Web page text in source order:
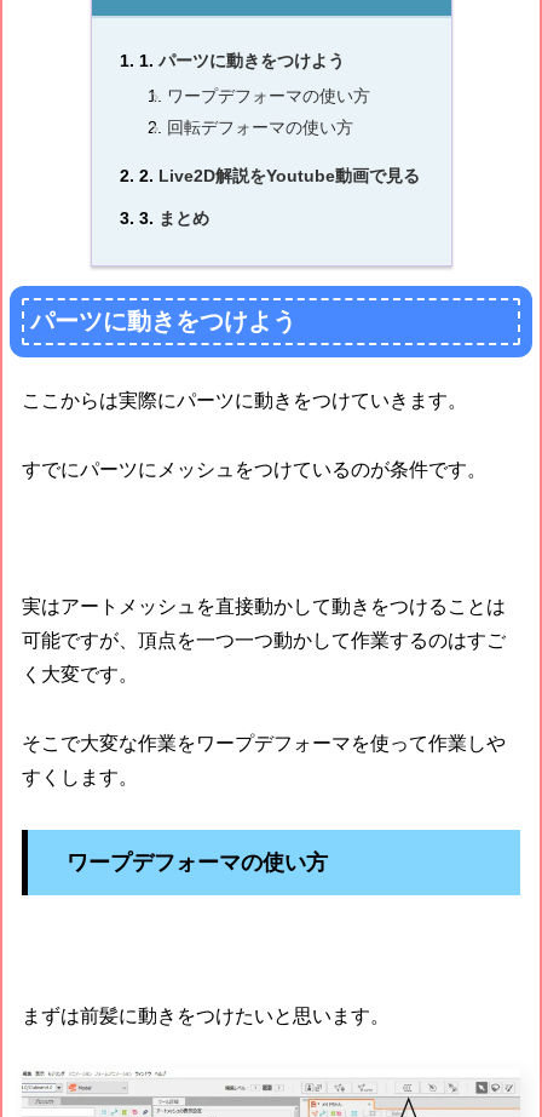
パーツに動きをつけよう
ワープデフォーマの使い方
回転デフォーマの使い方
Live2D解説をYoutube動画で見る
まとめ
パーツに動きをつけよう
ここからは実際にパーツに動きをつけていきます。
すでにパーツにメッシュをつけているのが条件です。
実はアートメッシュを直接動かして動きをつけることは
可能ですが、頂点を一つ一つ動かして作業するのはすご
く大変です。
そこで大変な作業をワープデフォーマを使って作業しや
すくします。
ワープデフォーマの使い方
まずは前髪に動きをつけたいと思います。